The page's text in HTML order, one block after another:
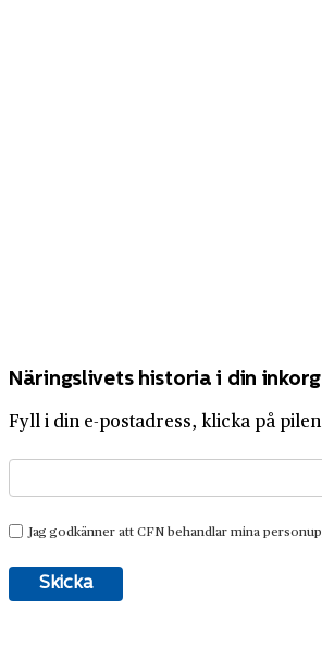
Näringslivets historia i din inkorg
Fyll i din e-postadress, klicka på pilen